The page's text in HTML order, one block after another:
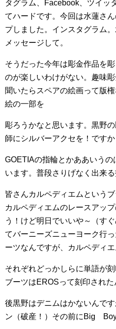
タグラム、Facebook、ツイッ
てハードです。今回は水蓮さ
プしました。インスタグラム
メッセージして。
そうだった今年は彫金作品を
のが楽しいわけがない。趣味
聞いたらスペアの絵画って版
絵の一部を
彫ろうかなと思います。黒野
師にシルバーアクセを！ですか
GOETIAの指輪とかああいう
います。普段さりげなく出来る
皆さんカルペディエムという
カルペディエムのレースアッ
う！けど明日でいいや～（す
てバーニーズニューヨーク行
ーツなんですが、カルペディエ
それぞれどっかしらに単語が
ブーツはEROSって刻印された
後黒野はデニムはかないんで
ン（破産！）その前にBig